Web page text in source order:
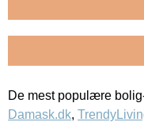
De mest populære
Damask.dk,